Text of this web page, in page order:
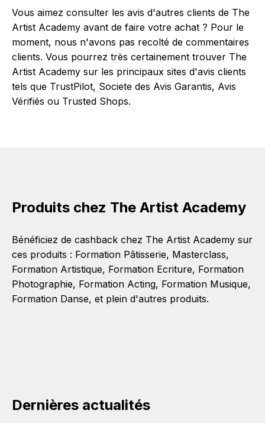
apparaître le cashback dans votre cagnotte au plus
tard 48h après votre achat sur le site The Artist
Academy.
Vous aimez consulter les avis d'autres clients de The
Artist Academy avant de faire votre achat ? Pour le
moment, nous n'avons pas recolté de commentaires
clients. Vous pourrez très certainement trouver The
Artist Academy sur les principaux sites d'avis clients
tels que TrustPilot, Societe des Avis Garantis, Avis
Vérifiés ou Trusted Shops.
Produits chez The Artist Academy
Bénéficiez de cashback chez The Artist Academy sur
ces produits : Formation Pâtisserie, Masterclass,
Formation Artistique, Formation Ecriture, Formation
Photographie, Formation Acting, Formation Musique,
Formation Danse, et plein d'autres produits.
Dernières actualités